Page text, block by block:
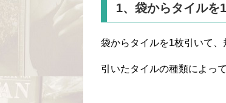
1、袋からタイルを
袋からタイルを1枚引いて、
引いたタイルの種類によっ